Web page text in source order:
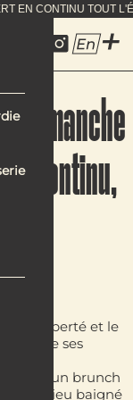
En
dimanche
continu,
la liberté et le
ouvre ses
un brunch
un lieu baigné